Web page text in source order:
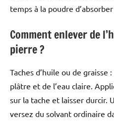
temps à la poudre
Comment enlever de
pierre ?
Taches d’huile ou de graisse
plâtre et de l’eau claire.
sur la tache et laisser durcir.
versez du solvant ordinaire